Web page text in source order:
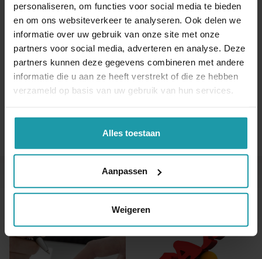
personaliseren, om functies voor social media te bieden
en om ons websiteverkeer te analyseren. Ook delen we
informatie over uw gebruik van onze site met onze
partners voor social media, adverteren en analyse. Deze
partners kunnen deze gegevens combineren met andere
informatie die u aan ze heeft verstrekt of die ze hebben
verzameld op basis van uw gebruik van hun services.
Alles toestaan
Aanpassen
Weigeren
Naam*
E-mail adres*
Andere interessante artikelen